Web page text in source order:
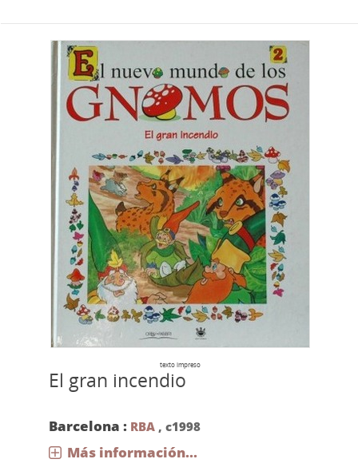
texto impreso
El gran incendio
Barcelona : RBA , c1998
Más información...